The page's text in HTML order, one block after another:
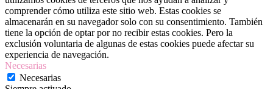
comprender cómo utiliza este sitio web. Estas cookies se
almacenarán en su navegador solo con su consentimiento. También
tiene la opción de optar por no recibir estas cookies. Pero la
exclusión voluntaria de algunas de estas cookies puede afectar su
experiencia de navegación.
Necesarias
Necesarias